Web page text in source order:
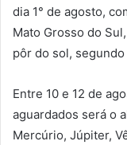
dia 1° de agosto,
Mato Grosso do
pôr do sol, segundo
Entre 10 e 12 de
aguardados será o
Mercúrio, Júpiter,